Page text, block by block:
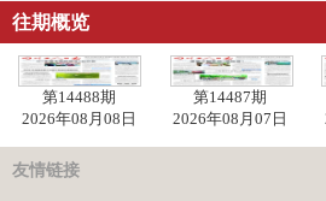
往期概览
第14488期
2026年08月08日
第14487期
2026年08月07日
友情链接